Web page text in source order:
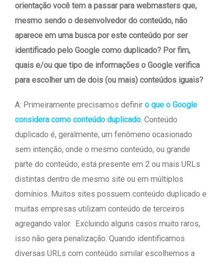
orientação você tem a passar para webmasters que,
mesmo sendo o desenvolvedor do conteúdo, não
aparece em uma busca por este conteúdo por ser
identificado pelo Google como duplicado? Por fim,
quais e/ou que tipo de informações o Google verifica
para escolher um de dois (ou mais) conteúdos iguais?
A: Primeiramente precisamos definir o que o Google
considera como conteúdo duplicado . Conteúdo
duplicado é, geralmente, um fenômeno ocasionado
sem intenção, onde o mesmo conteúdo, ou grande
parte do conteúdo, está presente em 2 ou mais URLs
distintas dentro de mesmo site ou em múltiplos
domínios. Muitos sites possuem conteúdo duplicado e
muitas empresas utilizam conteúdo de terceiros
agregando valor. Excluindo alguns casos muito raros,
isso não gera penalização. Quando identificamos
diversas URLs com conteúdo similar escolhemos a